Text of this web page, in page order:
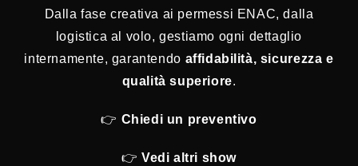
Dalla fase creativa ai permessi ENAC, dalla
logistica al volo, gestiamo ogni dettaglio
internamente, garantendo affidabilità, sicurezza e
qualità superiore.
👉 Chiedi un preventivo
👉Vedi altri show